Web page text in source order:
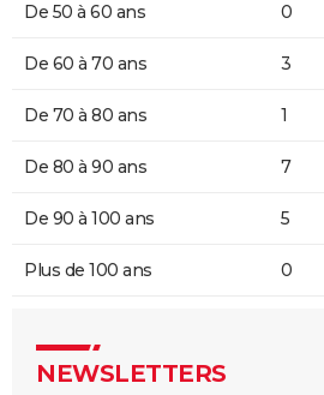
De 50 à 60 ans 0
De 60 à 70 ans 3
De 70 à 80 ans 1
De 80 à 90 ans 7
De 90 à 100 ans 5
Plus de 100 ans 0
NEWSLETTERS